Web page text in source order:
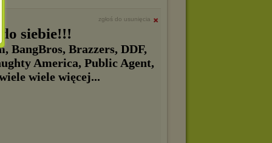
zgłoś do usunięcia
siebie!!!
BangBros, Brazzers, DDF,
America, Public Agent,
wiele więcej...